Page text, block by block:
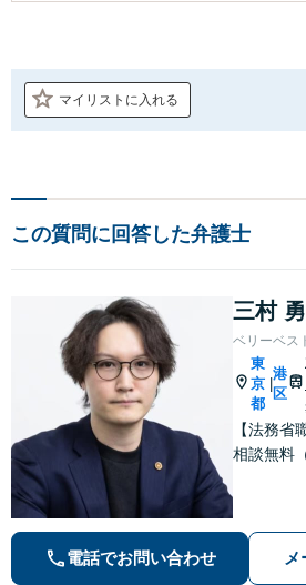
マイリストに入れる
この質問に回答した弁護士
三村
ベリーベス
東
京
都
港
区
【法務
相談無料
電話でお問い合わせ